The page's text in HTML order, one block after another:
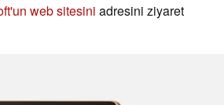
web sitesini adresini ziyaret